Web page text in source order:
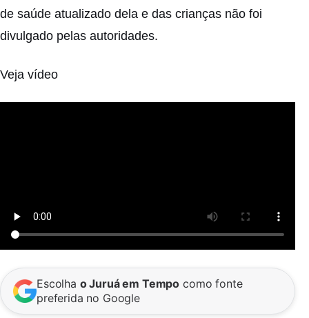
de saúde atualizado dela e das crianças não foi
divulgado pelas autoridades.
Veja vídeo
Escolha o Juruá em Tempo como fonte
preferida no Google